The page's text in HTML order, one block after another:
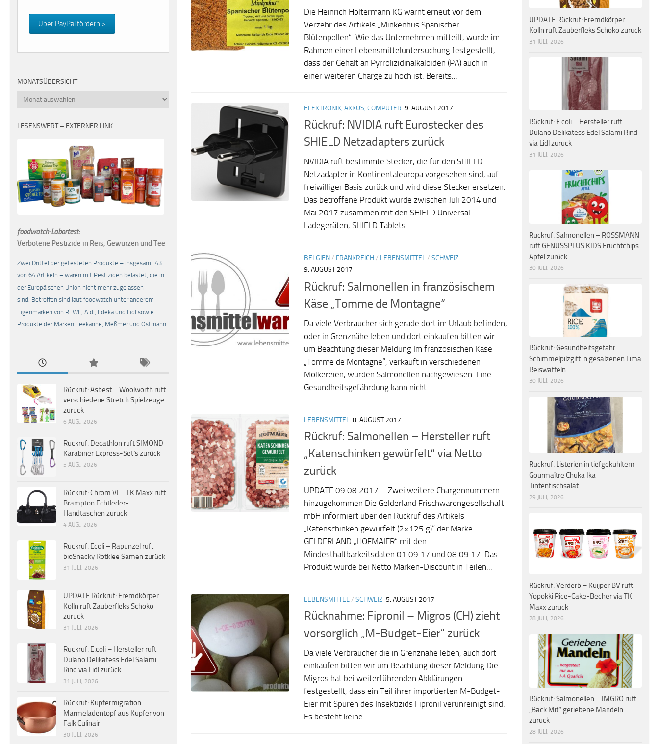
Die Heinrich Holtermann KG warnt erneut vor dem
Verzehr des Artikels „Minkenhus Spanischer
Blütenpollen“. Wie das Unternehmen mitteilt, wurde im
Rahmen einer Lebensmitteluntersuchung festgestellt,
dass der Gehalt an Pyrrolizidinalkaloiden (PA) auch in
einer weiteren Charge zu hoch ist. Bereits...
ELEKTRONIK, AKKUS, COMPUTER 9. AUGUST 2017
Rückruf: NVIDIA ruft Eurostecker des
SHIELD Netzadapters zurück
NVIDIA ruft bestimmte Stecker, die für den SHIELD
Netzadapter in Kontinentaleuropa vorgesehen sind, auf
freiwilliger Basis zurück und wird diese Stecker ersetzen.
Das betroffene Produkt wurde zwischen Juli 2014 und
Mai 2017 zusammen mit den SHIELD Universal-
Ladegeräten, SHIELD Tablets...
BELGIEN/ FRANKREICH/ LEBENSMITTEL/ SCHWEIZ
9. AUGUST 2017
Rückruf: Salmonellen in französischem
Käse „Tomme de Montagne“
Da viele Verbraucher sich gerade dort im Urlaub befinden,
oder in Grenznähe leben und dort einkaufen bitten wir
um Beachtung dieser Meldung Im französischen Käse
„Tomme de Montagne“, verkauft in verschiedenen
Molkereien, wurden Salmonellen nachgewiesen. Eine
Gesundheitsgefährdung kann nicht...
LEBENSMITTEL 8. AUGUST 2017
Rückruf: Salmonellen – Hersteller ruft
„Katenschinken gewürfelt“ via Netto
zurück
UPDATE 09.08.2017 – Zwei weitere Chargennummern
hinzugekommen Die Gelderland Frischwarengesellschaft
mbH informiert über den Rückruf des Artikels
„Katenschinken gewürfelt (2×125 g)“ der Marke
GELDERLAND „HOFMAIER“ mit den
Mindesthaltbarkeitsdaten 01.09.17 und 08.09.17 Das
Produkt wurde bei Netto Marken-Discount in Teilen...
LEBENSMITTEL/ SCHWEIZ 5. AUGUST 2017
Rücknahme: Fipronil – Migros (CH) zieht
vorsorglich „M-Budget-Eier“ zurück
Da viele Verbraucher die in Grenznähe leben, auch dort
einkaufen bitten wir um Beachtung dieser Meldung Die
Migros hat bei weiterführenden Abklärungen
festgestellt, dass ein Teil ihrer importierten M-Budget-
Eier mit Spuren des Insektizids Fipronil verunreinigt sind.
Es besteht keine...
Über PayPal fördern >
MONATSÜBERSICHT
Monatsübersicht
LESENSWERT – EXTERNER LINK
foodwatch-Labortest:
Verbotene Pestizide in Reis, Gewürzen und Tee
Zwei Drittel der getesteten Produkte – insgesamt 43
von 64 Artikeln – waren mit Pestiziden belastet, die in
der Europäischen Union nicht mehr zugelassen
sind. Betroffen sind laut foodwatch unter anderem
Eigenmarken von REWE, Aldi, Edeka und Lidl sowie
Produkte der Marken Teekanne, Meßmer und Ostmann.
Rückruf: Asbest – Woolworth ruft
verschiedene Stretch Spielzeuge
zurück
6 AUG., 2026
Rückruf: Decathlon ruft SIMOND
Karabiner Express-Set’s zurück
5 AUG., 2026
Rückruf: Chrom VI – TK Maxx ruft
Brampton Echtleder-
Handtaschen zurück
4 AUG., 2026
Rückruf: Ecoli – Rapunzel ruft
bioSnacky Rotklee Samen zurück
31 JULI, 2026
UPDATE Rückruf: Fremdkörper –
Kölln ruft Zauberfleks Schoko
zurück
31 JULI, 2026
Rückruf: E.coli – Hersteller ruft
Dulano Delikatess Edel Salami
Rind via Lidl zurück
31 JULI, 2026
Rückruf: Kupfermigration –
Marmeladentopf aus Kupfer von
Falk Culinair
30 JULI, 2026
UPDATE Rückruf: Fremdkörper –
Kölln ruft Zauberfleks Schoko zurück
31 JULI, 2026
Rückruf: E.coli – Hersteller ruft
Dulano Delikatess Edel Salami Rind
via Lidl zurück
31 JULI, 2026
Rückruf: Salmonellen – ROSSMANN
ruft GENUSSPLUS KIDS Fruchtchips
Apfel zurück
30 JULI, 2026
Rückruf: Gesundheitsgefahr –
Schimmelpilzgift in gesalzenen Lima
Reiswaffeln
30 JULI, 2026
Rückruf: Listerien in tiefgekühltem
Gourmaître Chuka Ika
Tintenfischsalat
29 JULI, 2026
Rückruf: Verderb – Kuijper BV ruft
Yopokki Rice-Cake-Becher via TK
Maxx zurück
28 JULI, 2026
Rückruf: Salmonellen – IMGRO ruft
„Back Mit“ geriebene Mandeln
zurück
28 JULI, 2026